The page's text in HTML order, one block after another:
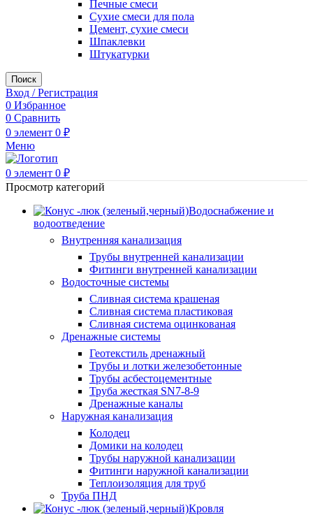
Печные смеси
Сухие смеси для пола
Цемент, сухие смеси
Шпаклевки
Штукатурки
Поиск
Вход / Регистрация
0 Избранное
0 Сравнить
0 элемент 0 ₽
Меню
0 элемент 0 ₽
Просмотр категорий
Водоснабжение и
водоотведение
Внутренняя канализация
Трубы внутренней канализации
Фитинги внутренней канализации
Водосточные системы
Сливная система крашеная
Сливная система пластиковая
Сливная система оцинкованая
Дренажные системы
Геотекстиль дренажный
Трубы и лотки железобетонные
Трубы асбестоцементные
Труба жесткая SN7-8-9
Дренажные каналы
Наружная канализация
Колодец
Домики на колодец
Трубы наружной канализации
Фитинги наружной канализации
Теплоизоляция для труб
Труба ПНД
Кровля